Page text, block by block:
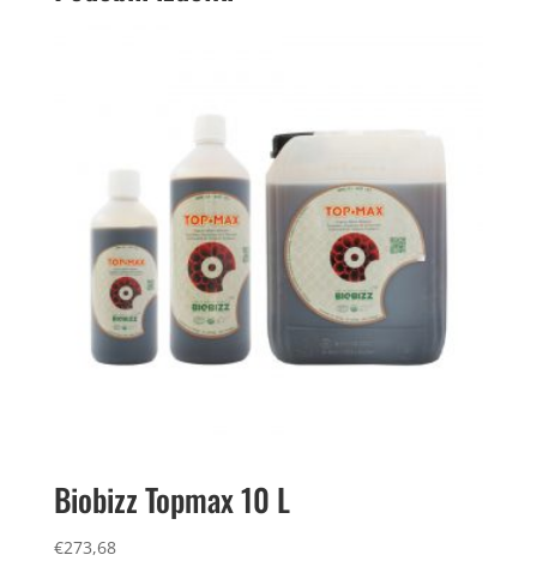
Biobizz Topmax 10 L
€273,68